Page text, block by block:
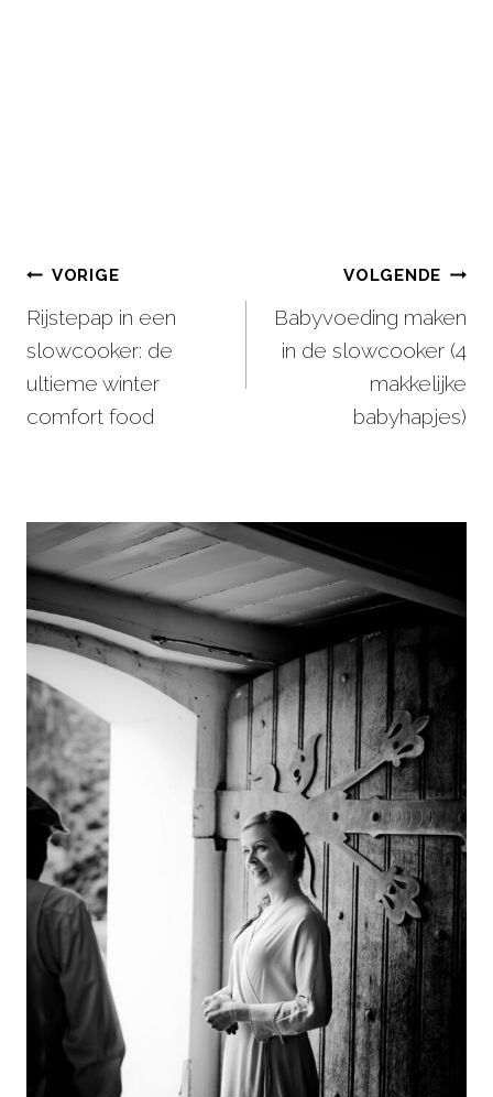
Bericht
navigatie
VORIGE
Rijstepap in een
slowcooker: de
ultieme winter
comfort food
VOLGENDE
Babyvoeding maken
in de slowcooker (4
makkelijke
babyhapjes)